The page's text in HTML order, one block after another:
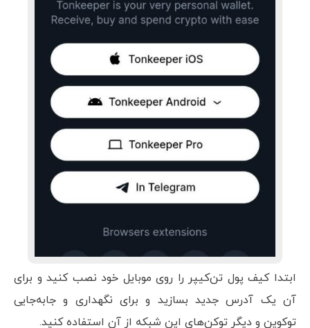
ابتدا کیف پول تن‌کیپر را روی موبایل خود نصب کنید و برای
آن یک آدرس جدید بسازید و برای نگهداری و جابه‌جایی
توکوین و دیگر توکن‌های این شبکه از آن استفاده کنید.